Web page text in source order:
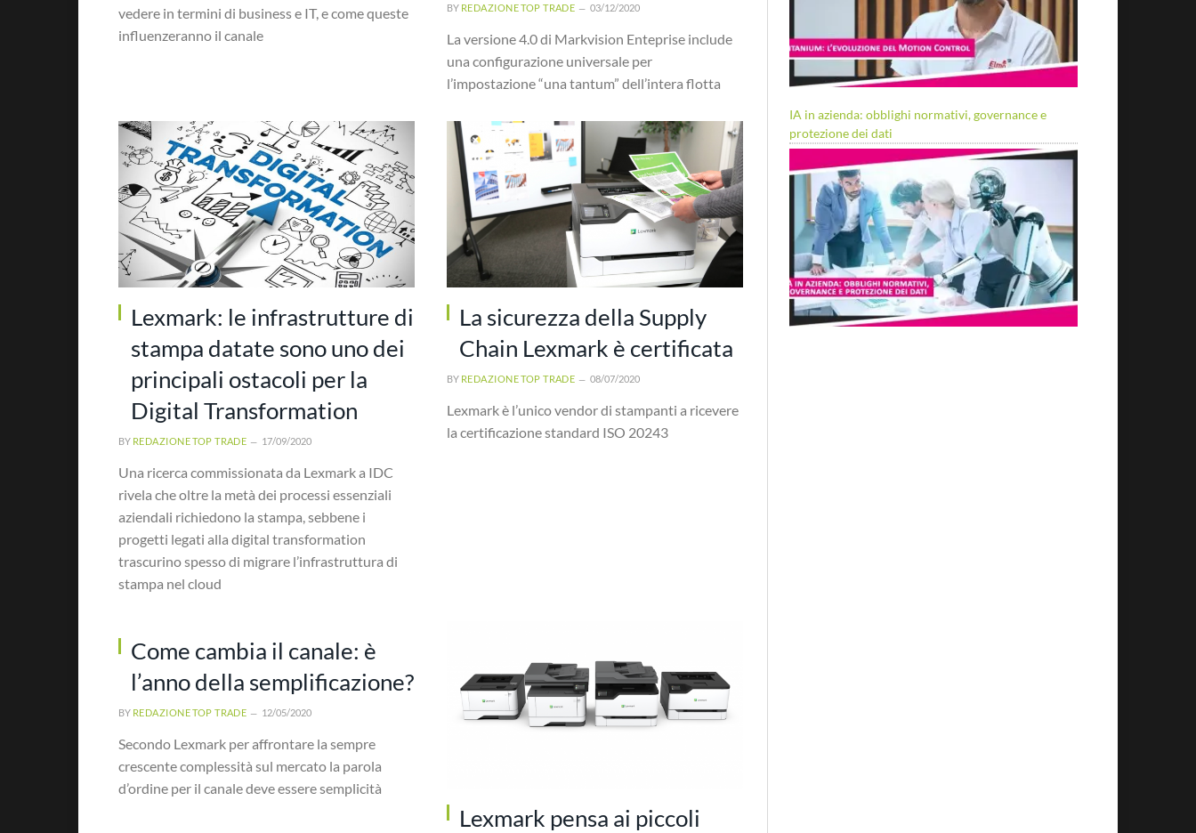
vedere in termini di business e IT, e come queste
influenzeranno il canale
BY REDAZIONE TOP TRADE 03/12/2020
La versione 4.0 di Markvision Enteprise include
una configurazione universale per
l’impostazione “una tantum” dell’intera flotta
Lexmark: le infrastrutture di
stampa datate sono uno dei
principali ostacoli per la
Digital Transformation
BY REDAZIONE TOP TRADE 17/09/2020
Una ricerca commissionata da Lexmark a IDC
rivela che oltre la metà dei processi essenziali
aziendali richiedono la stampa, sebbene i
progetti legati alla digital transformation
trascurino spesso di migrare l’infrastruttura di
stampa nel cloud
La sicurezza della Supply
Chain Lexmark è certificata
BY REDAZIONE TOP TRADE 08/07/2020
Lexmark è l’unico vendor di stampanti a ricevere
la certificazione standard ISO 20243
Come cambia il canale: è
l’anno della semplificazione?
BY REDAZIONE TOP TRADE 12/05/2020
Secondo Lexmark per affrontare la sempre
crescente complessità sul mercato la parola
d’ordine per il canale deve essere semplicità
Lexmark pensa ai piccoli
IA in azienda: obblighi normativi, governance e
protezione dei dati